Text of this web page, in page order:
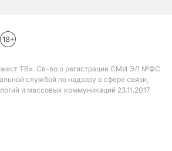
ТВ». Св-во о регистрации СМИ ЭЛ №ФС
службой по надзору в сфере связи,
и массовых коммуникаций 23.11.2017